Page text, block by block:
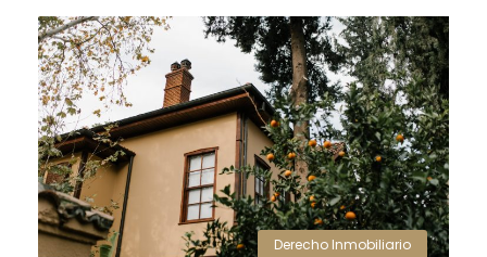
Derecho Inmobiliario